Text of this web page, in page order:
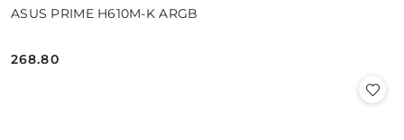
ASUS PRIME H610M-K ARGB
Cena:
268.80